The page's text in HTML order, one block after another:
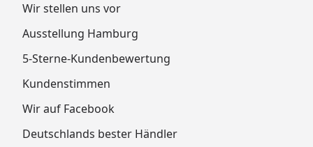
Wir stellen uns vor
Ausstellung Hamburg
5-Sterne-Kundenbewertung
Kundenstimmen
Wir auf Facebook
Deutschlands bester Händler